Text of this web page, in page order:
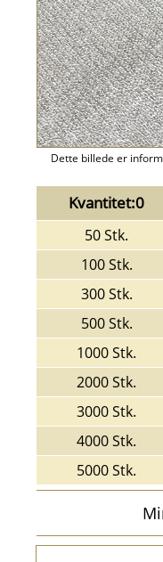
Dette billede er
Kvantitet:0
50 Stk.
100 Stk.
300 Stk.
500 Stk.
1000 Stk.
2000 Stk.
3000 Stk.
4000 Stk.
5000 Stk.